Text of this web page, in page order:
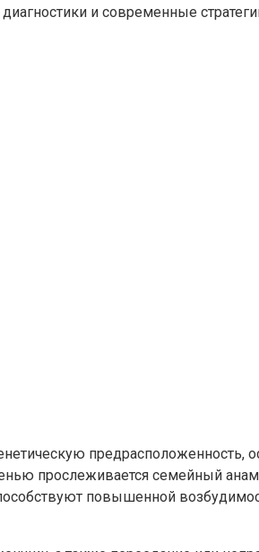
и современные
предрасположенность,
прослеживается семейный
повышенной